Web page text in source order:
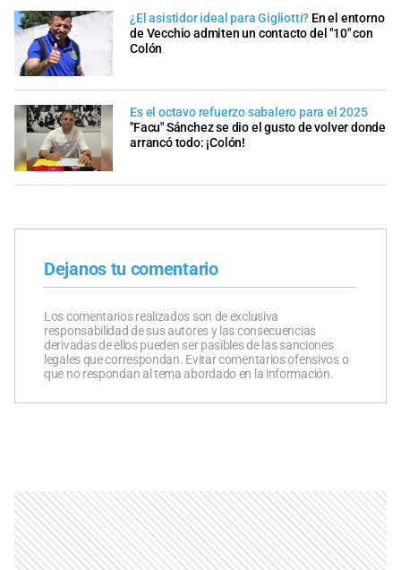
¿El asistidor ideal para Gigliotti? En el entorno
de Vecchio admiten un contacto del "10" con
Colón
Es el octavo refuerzo sabalero para el 2025
"Facu" Sánchez se dio el gusto de volver donde
arrancó todo: ¡Colón!
Dejanos tu comentario
Los comentarios realizados son de exclusiva
responsabilidad de sus autores y las consecuencias
derivadas de ellos pueden ser pasibles de las sanciones
legales que correspondan. Evitar comentarios ofensivos o
que no respondan al tema abordado en la información.